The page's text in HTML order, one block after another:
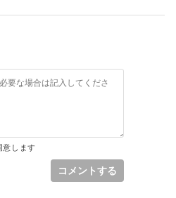
意します
コメントする